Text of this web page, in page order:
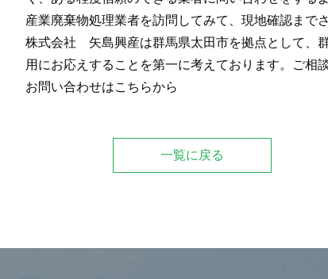
産業廃棄物処理業者を訪問してみて、現地確認まで
株式会社 矢島興産は群馬県太田市を拠点として、
用にお応えすることを第一に考えております。ご相
お問い合わせはこちらから
一覧に戻る